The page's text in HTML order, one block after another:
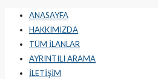
ANASAYFA
HAKKIMIZDA
TÜM İLANLAR
AYRINTILI ARAMA
İLETİŞİM